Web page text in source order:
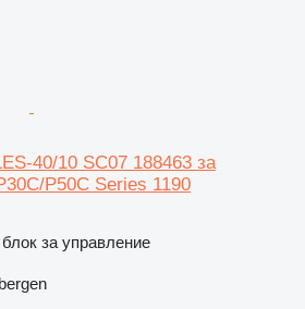
40/10 SC07 188463 за
P50C Series 1190
за управление